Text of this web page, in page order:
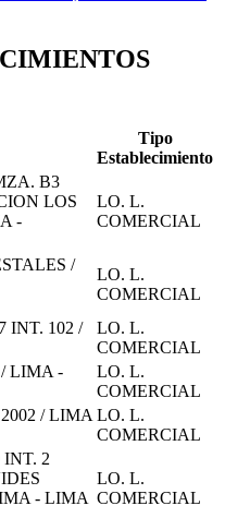
Tipo
Establecimiento
B3
LOS
-
LO. L.
COMERCIAL
/
LO. L.
COMERCIAL
INT. 102 /
LO. L.
COMERCIAL
/ LIMA -
LO. L.
COMERCIAL
/ LIMA LO. L.
COMERCIAL
2
- LIMA
LO. L.
COMERCIAL